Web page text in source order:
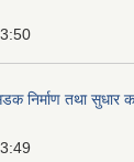
निर्माण तथा सुधार